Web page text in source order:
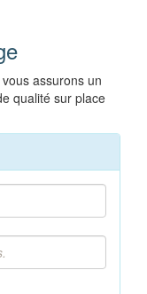
assurons un
qualité sur place